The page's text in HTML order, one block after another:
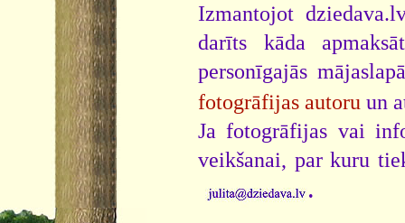
Izmantojot
darīts kāda
personīgajās
fotogrāfijas autoru un
Ja fotogrāfijas vai
veikšanai, par kuru
.